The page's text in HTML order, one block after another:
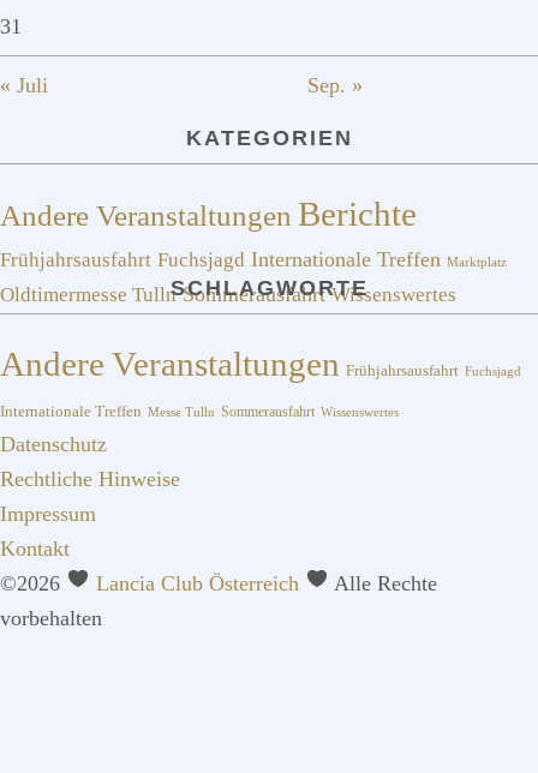
31
« Juli Sep. »
KATEGORIEN
Andere Veranstaltungen Berichte
Frühjahrsausfahrt Fuchsjagd Internationale Treffen Marktplatz
Oldtimermesse Tulln Sommerausfahrt Wissenswertes
SCHLAGWORTE
Andere Veranstaltungen Frühjahrsausfahrt Fuchsjagd
Internationale Treffen Messe Tulln Sommerausfahrt Wissenswertes
Datenschutz
Rechtliche Hinweise
Impressum
Kontakt
©2026
Lancia Club Österreich
Alle Rechte
vorbehalten